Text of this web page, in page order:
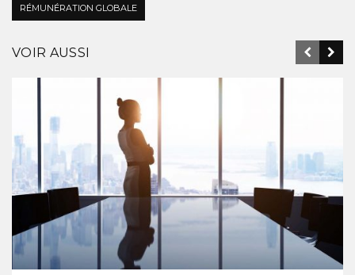
RÉMUNÉRATION GLOBALE
VOIR AUSSI